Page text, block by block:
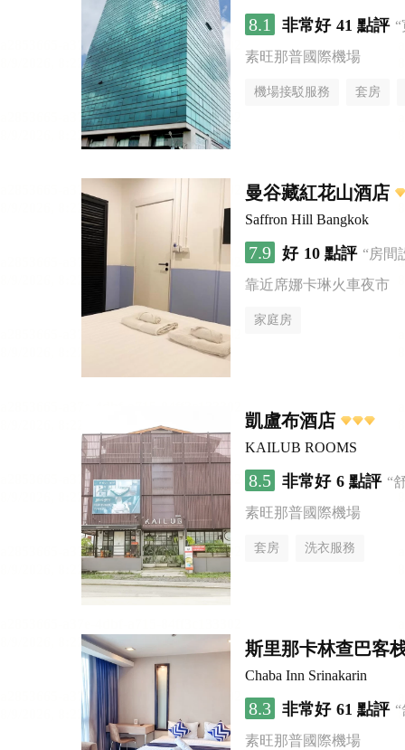
8.1 非常好 41 點評
素旺那普國際機場
機場接駁服務 套房
曼谷藏紅花山酒店
Saffron Hill Bangkok
7.9 好 10 點評 “房間
靠近席娜卡琳火車夜市
家庭房
凱盧布酒店
KAILUB ROOMS
8.5 非常好 6 點評 “
素旺那普國際機場
套房 洗衣服務
斯里那卡林查巴客
Chaba Inn Srinakarin
8.3 非常好 61 點評
素旺那普國際機場